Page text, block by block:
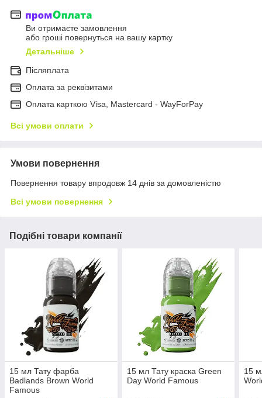
Ви отримаєте замовлення
або гроші повернуться на вашу картку
Детальніше
Післяплата
Оплата за реквізитами
Оплата карткою Visa, Mastercard - WayForPay
Всі умови оплати
Умови повернення
Повернення товару впродовж 14 днів за домовленістю
Всі умови повернення
Подібні товари компанії
15 мл Тату фарба
Badlands Brown World
Famous
15 мл Тату краска Green
Day World Famous
15